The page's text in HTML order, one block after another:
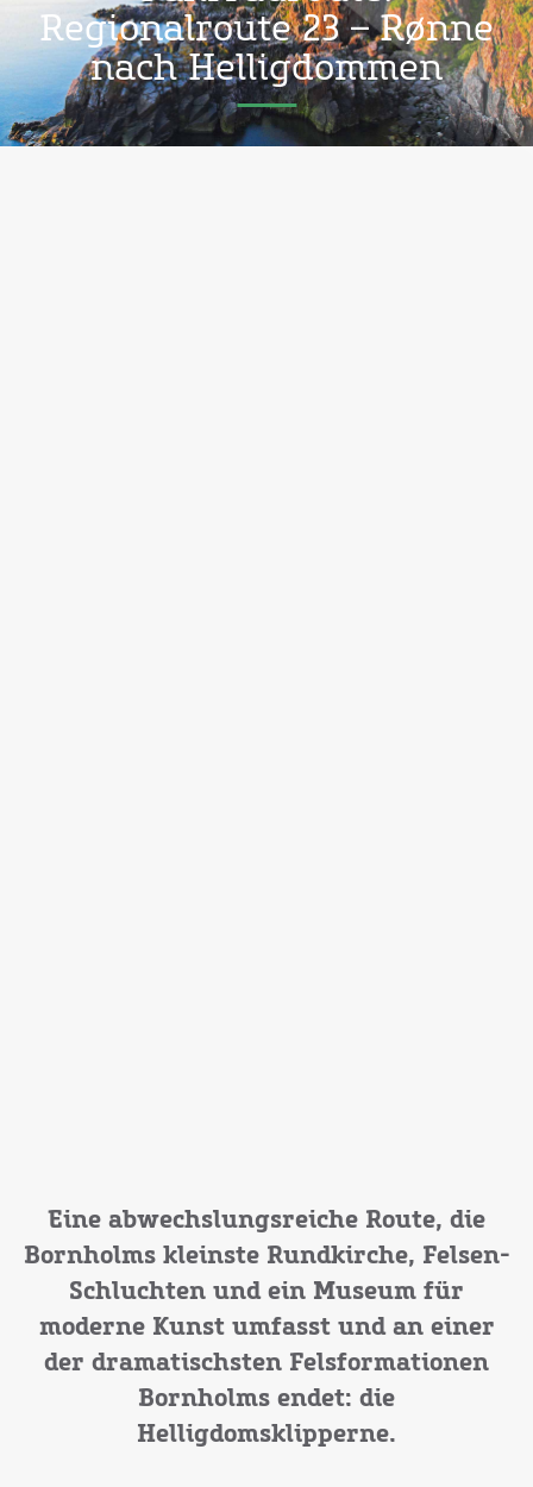
Regionalroute 23 – Rønne
nach Helligdommen
Eine abwechslungsreiche Route, die
Bornholms kleinste Rundkirche, Felsen-
Schluchten und ein Museum für
moderne Kunst umfasst und an einer
der dramatischsten Felsformationen
Bornholms endet: die
Helligdomsklipperne.